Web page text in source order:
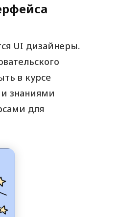
UI дизайнеры.
в курсе
знаниями
для